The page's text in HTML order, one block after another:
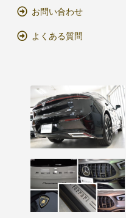
お問い合わせ
よくある質問